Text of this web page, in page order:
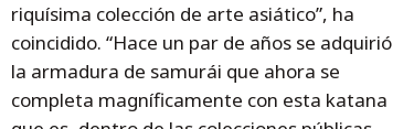
riquísima colección de arte asiático”, ha
coincidido. “Hace un par de años se adquirió
la armadura de samurái que ahora se
completa magníficamente con esta katana